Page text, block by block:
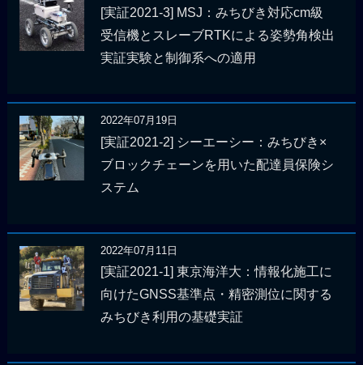
[実証2021-3] MSJ：みちびき対応cm級
受信機とスレーブRTKによる姿勢角検出
実証実験と制御系への適用
2022年07月19日
[実証2021-2] シーエーシー：みちびき×
ブロックチェーンを用いた配達員保険シ
ステム
2022年07月11日
[実証2021-1] 東京海洋大：情報化施工に
向けたGNSS基準点・精密測位に関する
みちびき利用の基礎実証